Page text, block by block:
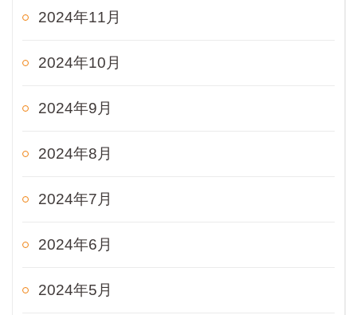
2024年11月
2024年10月
2024年9月
2024年8月
2024年7月
2024年6月
2024年5月